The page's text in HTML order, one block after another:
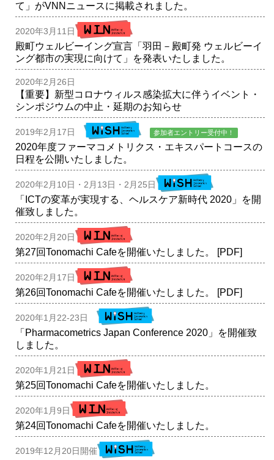
て」がVNNニュースに掲載されました。
2020年3月11日
殿町ウェルビーイング宣言「羽田－殿町発 ウェルビーイ
ング都市の実現に向けて」を発表いたしました。
2020年2月26日
【重要】新型コロナウィルス感染拡大に伴うイベント・
シンポジウムの中止・延期のお知らせ
2019年2月17日 参加者エントリー受付中！
2020年度ファーマコメトリクス・エキスパートコースの
日程を公開いたしました。
2020年2月10日・2月13日・2月25日
「ICTの変革が実現する、ヘルスケア新時代 2020」を開
催致しました。
2020年2月20日
第27回Tonomachi Cafeを開催いたしました。 [PDF]
2020年2月17日
第26回Tonomachi Cafeを開催いたしました。 [PDF]
2020年1月22-23日
「Pharmacometrics Japan Conference 2020」を開催致
しました。
2020年1月21日
第25回Tonomachi Cafeを開催いたしました。
2020年1月9日
第24回Tonomachi Cafeを開催いたしました。
2019年12月20日開催